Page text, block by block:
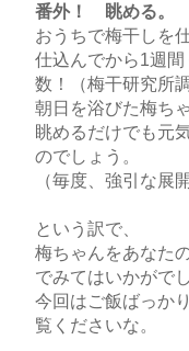
番外！ 眺める。
おうちで梅干しを
仕込んでから1週
数！（梅干研究所調
朝日を浴びた梅ち
眺めるだけでも元
のでしょう。
（毎度、強引な展
という訳で、
梅ちゃんをあなた
でみてはいかがで
今回はご飯ばっか
覧くださいな。